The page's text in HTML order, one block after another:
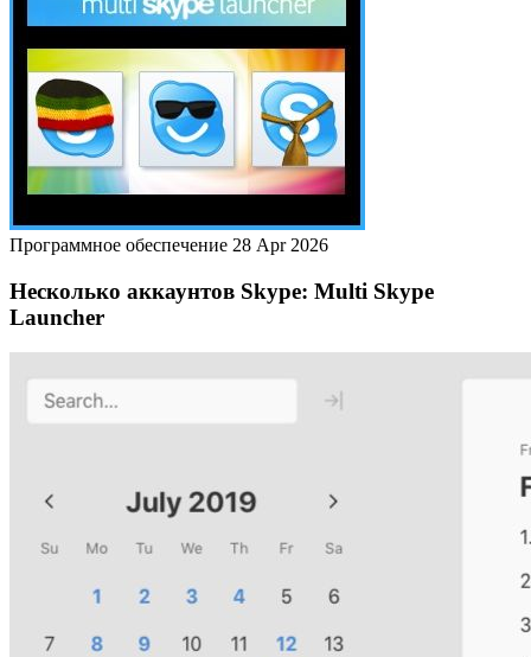
Программное обеспечение 28 Apr 2026
Несколько аккаунтов Skype: Multi Skype
Launcher